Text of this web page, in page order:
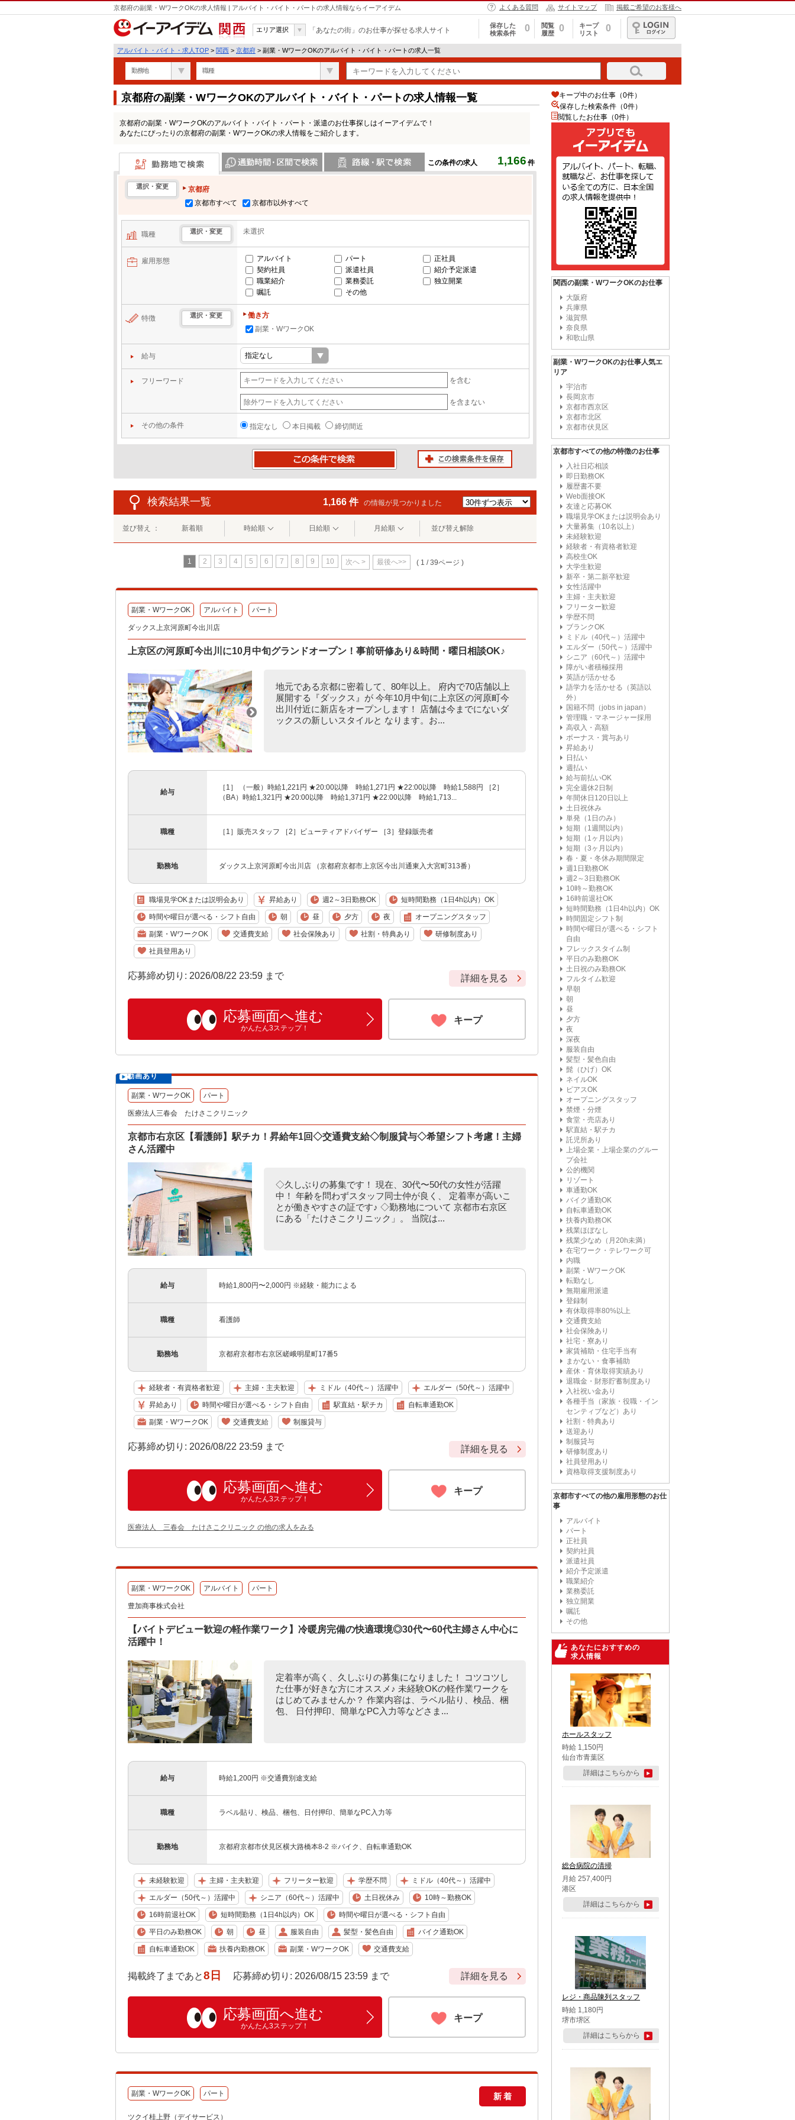
京都府の副業・WワークOKの求人情報 | アルバイト・バイト・パートの求人情報ならイーアイデム よくある質問 サイトマップ 掲載ご希望のお客様へ
関西
エリア選択 「あなたの街」のお仕事が探せる求人サイト
保存した
検索条件
0
閲覧
履歴
0
キープ
リスト
0
ログイン
アルバイト・バイト・求人TOP > 関西 > 京都府 > 副業・WワークOKのアルバイト・バイト・パートの求人一覧
勤務地 職種
京都府の副業・WワークOKのアルバイト・バイト・パートの求人情報一覧
京都府の副業・WワークOKのアルバイト・バイト・パート・派遣のお仕事探しはイーアイデムで！
あなたにぴったりの京都府の副業・WワークOKの求人情報をご紹介します。
この条件の求人 1,166 件
勤務地で検索
選択・変更
京都府
京都市すべて
京都市以外すべて
職種 選択・変更 未選択
雇用形態 アルバイト パート
正社員
契約社員
派遣社員
紹介予定派遣
職業紹介
業務委託
独立開業
嘱託
その他
特徴 選択・変更
働き方
副業・WワークOK
給与
フリーワード を含む
を含まない
その他の条件 指定なし 本日掲載 締切間近
検索結果一覧 1,166 件 の情報が見つかりました
並び替え ： 新着順 時給順 日給順 月給順 並び替え解除
1 2 3 4 5 6 7 8 9 10 次へ > 最後へ>> ( 1 / 39ページ )
副業・WワークOK アルバイト パート
ダックス上京河原町今出川店
上京区の河原町今出川に10月中旬グランドオープン！事前研修あり&時間・曜日相談OK♪
地元である京都に密着して、80年以上。 府内で70店舗以上
展開する『ダックス』が 今年10月中旬に上京区の河原町今
出川付近に新店をオープンします！ 店舗は今までにないダ
ックスの新しいスタイルと なります。お...
給与
［1］ （一般）時給1,221円 ★20:00以降 時給1,271円 ★22:00以降 時給1,588円 ［2］
（BA）時給1,321円 ★20:00以降 時給1,371円 ★22:00以降 時給1,713...
職種 ［1］販売スタッフ ［2］ビューティアドバイザー ［3］登録販売者
勤務地 ダックス上京河原町今出川店 （京都府京都市上京区今出川通東入大宮町313番）
職場見学OKまたは説明会あり 昇給あり 週2～3日勤務OK 短時間勤務（1日4h以内）OK
時間や曜日が選べる・シフト自由 朝 昼 夕方 夜 オープニングスタッフ
副業・WワークOK 交通費支給 社会保険あり 社割・特典あり 研修制度あり
社員登用あり
応募締め切り: 2026/08/22 23:59 まで 詳細を見る
応募画面へ進む
かんたん3ステップ！
キープ
動画あり
副業・WワークOK パート
医療法人三春会 たけさこクリニック
京都市右京区【看護師】駅チカ！昇給年1回◇交通費支給◇制服貸与◇希望シフト考慮！主婦
さん活躍中
◇久しぶりの募集です！ 現在、30代〜50代の女性が活躍
中！ 年齢を問わずスタッフ同士仲が良く、 定着率が高いこ
とが働きやすさの証です♪ ◇勤務地について 京都市右京区
にある「たけさこクリニック」。 当院は...
給与 時給1,800円〜2,000円 ※経験・能力による
職種 看護師
勤務地 京都府京都市右京区嵯峨明星町17番5
経験者・有資格者歓迎 主婦・主夫歓迎 ミドル（40代～）活躍中 エルダー（50代～）活躍中
昇給あり 時間や曜日が選べる・シフト自由 駅直結・駅チカ 自転車通勤OK
副業・WワークOK 交通費支給 制服貸与
応募締め切り: 2026/08/22 23:59 まで 詳細を見る
応募画面へ進む
かんたん3ステップ！
キープ
医療法人 三春会 たけさこクリニック の他の求人をみる
副業・WワークOK アルバイト パート
豊加商事株式会社
【バイトデビュー歓迎の軽作業ワーク】冷暖房完備の快適環境◎30代〜60代主婦さん中心に
活躍中！
定着率が高く、久しぶりの募集になりました！ コツコツし
た仕事が好きな方にオススメ♪ 未経験OKの軽作業ワークを
はじめてみませんか？ 作業内容は、ラベル貼り、検品、梱
包、 日付押印、簡単なPC入力等などさま...
給与 時給1,200円 ※交通費別途支給
職種 ラベル貼り、検品、梱包、日付押印、簡単なPC入力等
勤務地 京都府京都市伏見区横大路橋本8-2 ※バイク、自転車通勤OK
未経験歓迎 主婦・主夫歓迎 フリーター歓迎 学歴不問 ミドル（40代～）活躍中
エルダー（50代～）活躍中 シニア（60代～）活躍中 土日祝休み 10時～勤務OK
16時前退社OK 短時間勤務（1日4h以内）OK 時間や曜日が選べる・シフト自由
平日のみ勤務OK 朝 昼 服装自由 髪型・髪色自由 バイク通勤OK
自転車通勤OK 扶養内勤務OK 副業・WワークOK 交通費支給
掲載終了まであと8日 応募締め切り: 2026/08/15 23:59 まで 詳細を見る
応募画面へ進む
かんたん3ステップ！
キープ
副業・WワークOK パート 新着
ツクイ桂上野（デイサービス）
キープ中のお仕事（0件）
保存した検索条件（0件）
閲覧したお仕事（0件）
関西の副業・WワークOKのお仕事
大阪府
兵庫県
滋賀県
奈良県
和歌山県
副業・WワークOKのお仕事人気エ
リア
宇治市
長岡京市
京都市西京区
京都市北区
京都市伏見区
京都市すべての他の特徴のお仕事
入社日応相談
即日勤務OK
履歴書不要
Web面接OK
友達と応募OK
職場見学OKまたは説明会あり
大量募集（10名以上）
未経験歓迎
経験者・有資格者歓迎
高校生OK
大学生歓迎
新卒・第二新卒歓迎
女性活躍中
主婦・主夫歓迎
フリーター歓迎
学歴不問
ブランクOK
ミドル（40代～）活躍中
エルダー（50代～）活躍中
シニア（60代～）活躍中
障がい者積極採用
英語が活かせる
語学力を活かせる（英語以
外）
国籍不問（jobs in japan）
管理職・マネージャー採用
高収入・高額
ボーナス・賞与あり
昇給あり
日払い
週払い
給与前払いOK
完全週休2日制
年間休日120日以上
土日祝休み
単発（1日のみ）
短期（1週間以内）
短期（1ヶ月以内）
短期（3ヶ月以内）
春・夏・冬休み期間限定
週1日勤務OK
週2～3日勤務OK
10時～勤務OK
16時前退社OK
短時間勤務（1日4h以内）OK
時間固定シフト制
時間や曜日が選べる・シフト
自由
フレックスタイム制
平日のみ勤務OK
土日祝のみ勤務OK
フルタイム歓迎
早朝
朝
昼
夕方
夜
深夜
服装自由
髪型・髪色自由
髭（ひげ）OK
ネイルOK
ピアスOK
オープニングスタッフ
禁煙・分煙
食堂・売店あり
駅直結・駅チカ
託児所あり
上場企業・上場企業のグルー
プ会社
公的機関
リゾート
車通勤OK
バイク通勤OK
自転車通勤OK
扶養内勤務OK
残業ほぼなし
残業少なめ（月20h未満）
在宅ワーク・テレワーク可
内職
副業・WワークOK
転勤なし
無期雇用派遣
登録制
有休取得率80%以上
交通費支給
社会保険あり
社宅・寮あり
家賃補助・住宅手当有
まかない・食事補助
産休・育休取得実績あり
退職金・財形貯蓄制度あり
入社祝い金あり
各種手当（家族・役職・イン
センティブなど）あり
社割・特典あり
送迎あり
制服貸与
研修制度あり
社員登用あり
資格取得支援制度あり
京都市すべての他の雇用形態のお仕
事
アルバイト
パート
正社員
契約社員
派遣社員
紹介予定派遣
職業紹介
業務委託
独立開業
嘱託
その他
あなたにおすすめの
求人情報
ホールスタッフ
時給 1,150円
仙台市青葉区
詳細はこちらから
総合病院の清掃
月給 257,400円
港区
詳細はこちらから
レジ・商品陳列スタッフ
時給 1,180円
堺市堺区
詳細はこちらから